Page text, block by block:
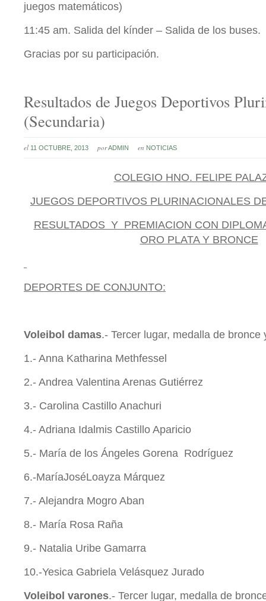
juegos matemáticos)
11:45 am. Salida del kínder – Salida de los buses.
Gracias por su participación.
Resultados de Juegos Deportivos
(Secundaria)
el 11 OCTUBRE, 2013 porADMIN en NOTICIAS
COLEGIO HNO. FELIPE
JUEGOS DEPORTIVOS PLURINACIONALES
RESULTADOS Y PREMIACION CON
ORO PLATA Y BRONCE
DEPORTES DE CONJUNTO:
Voleibol damas.- Tercer lugar, medalla de bronce
1.- Anna Katharina Methfessel
2.- Andrea Valentina Arenas Gutiérrez
3.- Carolina Castillo Anachuri
4.- Adriana Idalmis Castillo Aparicio
5.- María de los Ángeles Gorena Rodríguez
6.-MaríaJoséLoayza Márquez
7.- Alejandra Mogro Aban
8.- María Rosa Raña
9.- Natalia Uribe Gamarra
10.-Yesica Gabriela Velásquez Jurado
Voleibol varones.- Tercer lugar, medalla de